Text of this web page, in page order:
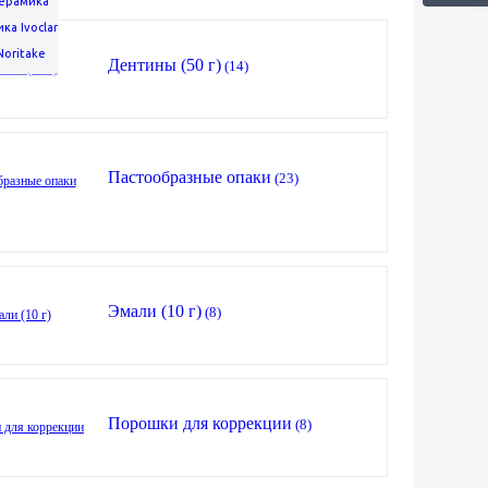
Ivoclar
Дентины (50 г) (14)
Пастообразные опаки (23)
Эмали (10 г) (8)
Порошки для коррекции (8)